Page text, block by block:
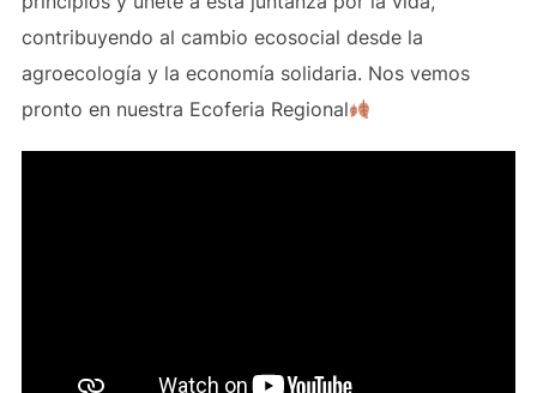
contribuyendo al cambio ecosocial desde la
agroecología y la economía solidaria. Nos vemos
pronto en nuestra Ecoferia Regional